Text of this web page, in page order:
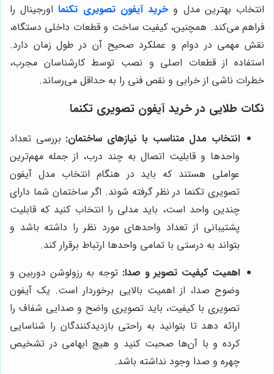
انتخاب بهترین مدل و خرید آیفون تصویری تکنمااورجینال را
فراهم می‌کند. همچنین، کیفیت ساخت و قطعات داخلی دستگاه،
نقش مهمی در دوام و عملکرد صحیح آن در طول زمان دارد.
استفاده از قطعات اصلی و نصب توسط کارشناسان مجرب،
خطرات ناشی از خرابی و نقص فنی را به حداقل می‌رساند.
نکات طلایی در خرید آیفون تصویری تکنما
انتخاب مدل متناسب با نیازهای ساختمان: بررسی تعداد
واحدها و قابلیت اتصال به چند درب، از جمله مهم‌ترین
عواملی هستند که باید در هنگام انتخاب مدل آیفون
تصویری تکنما در نظر گرفته شوند. اگر ساختمان شما دارای
چندین واحد است، باید مدلی را انتخاب کنید که قابلیت
پشتیبانی از تعداد واحدهای مورد نظر را داشته باشد و
بتواند به درستی با تمامی واحدها ارتباط برقرار کند.
اهمیت کیفیت تصویر و صدا: توجه به رزولوشن دوربین و
وضوح صدا، از اهمیت بالایی برخوردار است. یک آیفون
تصویری با کیفیت، باید تصویری واضح و صدایی شفاف را
ارائه دهد تا بتوانید به راحتی بازدیدکنندگان را شناسایی
کرده و با آن‌ها صحبت کنید و هیچ ابهامی در تشخیص
چهره و صدا وجود نداشته باشد.